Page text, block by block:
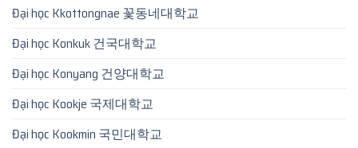
Đại học Kkottongnae 꽃동네대학교
Đại học Konkuk 건국대학교
Đại học Konyang 건양대학교
Đại học Kookje 국제대학교
Đại học Kookmin 국민대학교